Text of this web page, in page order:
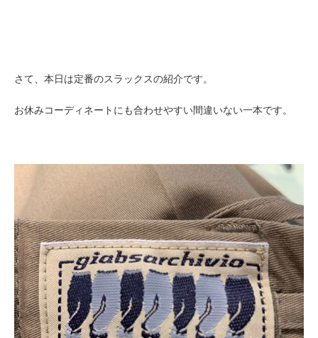
さて、本日は定番のスラックスの紹介です。
お休みコーディネートにも合わせやすい間違いない一本です。